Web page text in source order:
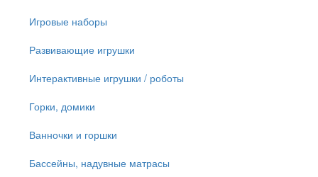
Игровые наборы
Развивающие игрушки
Интерактивные игрушки / роботы
Горки, домики
Ванночки и горшки
Бассейны, надувные матрасы